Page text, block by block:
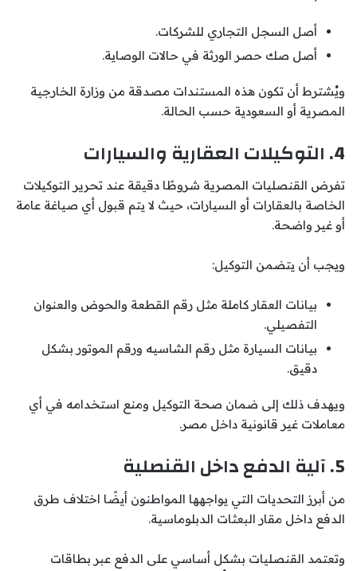
أصل السجل التجاري للشركات.
أصل صك حصر الورثة في حالات الوصاية.
ويُشترط أن تكون هذه المستندات مصدقة من وزارة الخارجية
المصرية أو السعودية حسب الحالة.
4. التوكيلات العقارية والسيارات
تفرض القنصليات المصرية شروطًا دقيقة عند تحرير التوكيلات
الخاصة بالعقارات أو السيارات، حيث لا يتم قبول أي صياغة عامة
أو غير واضحة.
ويجب أن يتضمن التوكيل:
بيانات العقار كاملة مثل رقم القطعة والحوض والعنوان
التفصيلي.
بيانات السيارة مثل رقم الشاسيه ورقم الموتور بشكل
دقيق.
ويهدف ذلك إلى ضمان صحة التوكيل ومنع استخدامه في أي
معاملات غير قانونية داخل مصر.
5. آلية الدفع داخل القنصلية
من أبرز التحديات التي يواجهها المواطنون أيضًا اختلاف طرق
الدفع داخل مقار البعثات الدبلوماسية.
وتعتمد القنصليات بشكل أساسي على الدفع عبر بطاقات